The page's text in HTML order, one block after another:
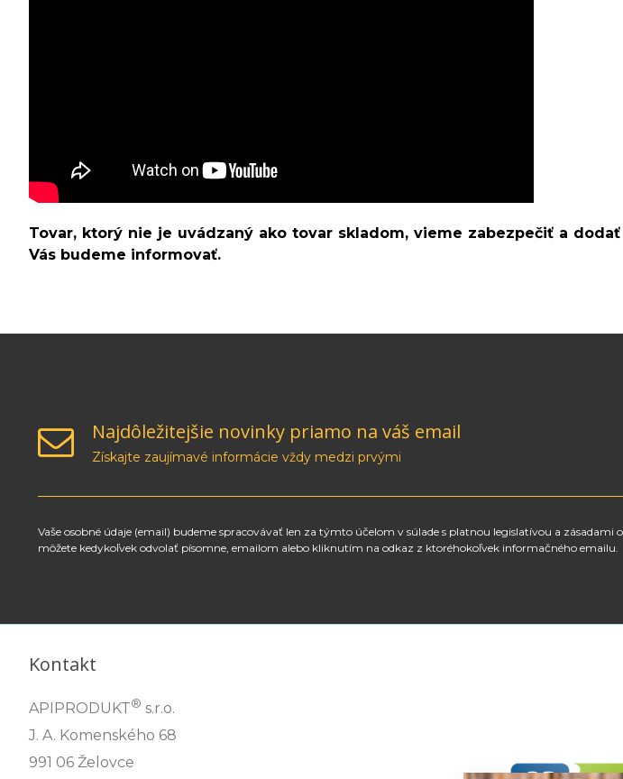
Tovar, ktorý nie je uvádzaný ako tovar skladom, vieme zabezpečiť a
Vás budeme informovať.
Najdôležitejšie novinky priamo na váš email
Získajte zaujímavé informácie vždy medzi prvými
Vaše osobné údaje (email) budeme spracovávať len za týmto účelom v súlade s platnou legislatívou a
môžete kedykoľvek odvolať písomne, emailom alebo kliknutím na odkaz z ktoréhokoľvek informačného emailu.
Kontakt
APIPRODUKT® s.r.o.
J. A. Komenského 68
991 06 Želovce